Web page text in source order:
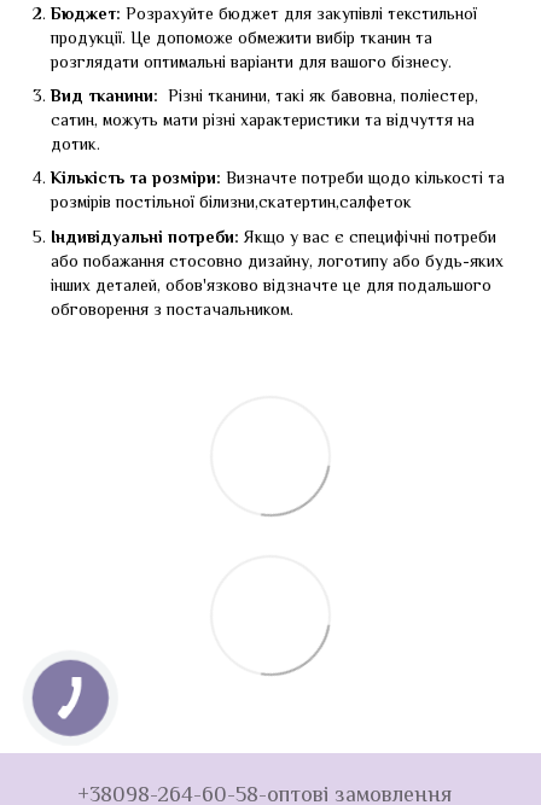
Бюджет: Розрахуйте бюджет для закупівлі текстильної
продукції. Це допоможе обмежити вибір тканин та
розглядати оптимальні варіанти для вашого бізнесу.
Вид тканини: Різні тканини, такі як бавовна, поліестер,
сатин, можуть мати різні характеристики та відчуття на
дотик.
Кількість та розміри: Визначте потреби щодо кількості та
розмірів постільної білизни,скатертин,салфеток
Індивідуальні потреби: Якщо у вас є специфічні потреби
або побажання стосовно дизайну, логотипу або будь-яких
інших деталей, обов'язково відзначте це для подальшого
обговорення з постачальником.
+38098-264-60-58-оптові замовлення